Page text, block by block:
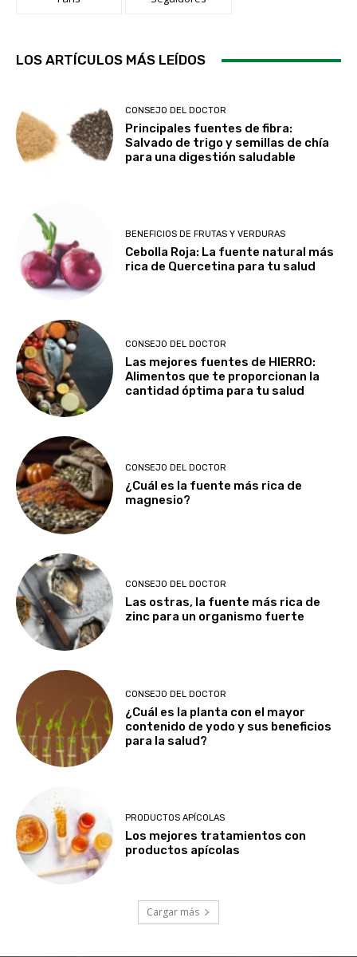
LOS ARTÍCULOS MÁS LEÍDOS
CONSEJO DEL DOCTOR
Principales fuentes de fibra:
Salvado de trigo y semillas de chía
para una digestión saludable
BENEFICIOS DE FRUTAS Y VERDURAS
Cebolla Roja: La fuente natural más
rica de Quercetina para tu salud
CONSEJO DEL DOCTOR
Las mejores fuentes de HIERRO:
Alimentos que te proporcionan la
cantidad óptima para tu salud
CONSEJO DEL DOCTOR
¿Cuál es la fuente más rica de
magnesio?
CONSEJO DEL DOCTOR
Las ostras, la fuente más rica de
zinc para un organismo fuerte
CONSEJO DEL DOCTOR
¿Cuál es la planta con el mayor
contenido de yodo y sus beneficios
para la salud?
PRODUCTOS APÍCOLAS
Los mejores tratamientos con
productos apícolas
Cargar más